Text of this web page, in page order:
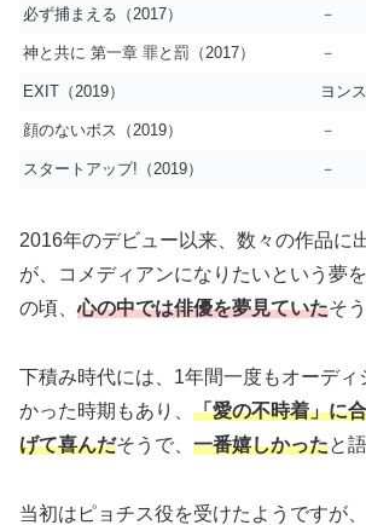
必ず捕まえる（2017） －
神と共に 第一章 罪と罰（2017） －
EXIT（2019） ヨンス
顔のないボス（2019） －
スタートアップ!（2019） －
2016年のデビュー以来、数々の作品に
が、コメディアンになりたいという夢
の頃、心の中では俳優を夢見ていたそ
下積み時代には、1年間一度もオーディ
かった時期もあり、 「愛の不時着」に
げて喜んだそうで、 一番嬉しかったと
当初はピョチス役を受けたようですが